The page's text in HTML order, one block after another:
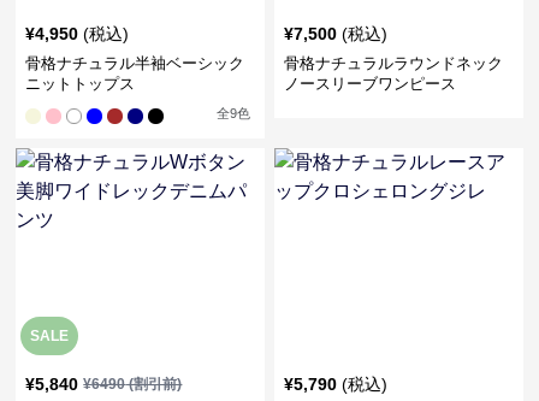
¥4,950 (税込)
骨格ナチュラル半袖ベーシック
ニットトップス
全9色
¥7,500 (税込)
骨格ナチュラルラウンドネック
ノースリーブワンピース
SALE
¥5,840 ¥6490(割引前) ¥5,790 (税込)